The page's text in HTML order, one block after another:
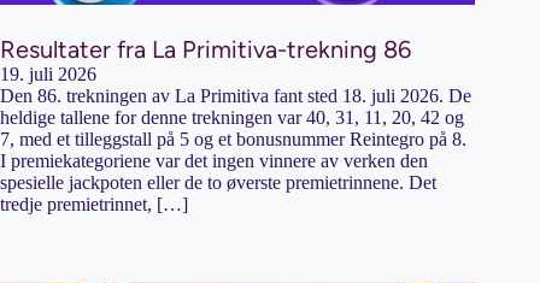
Resultater fra La Primitiva-trekning 86
19. juli 2026
Den 86. trekningen av La Primitiva fant sted 18. juli 2026. De
heldige tallene for denne trekningen var 40, 31, 11, 20, 42 og
7, med et tilleggstall på 5 og et bonusnummer Reintegro på 8.
I premiekategoriene var det ingen vinnere av verken den
spesielle jackpoten eller de to øverste premietrinnene. Det
tredje premietrinnet, […]